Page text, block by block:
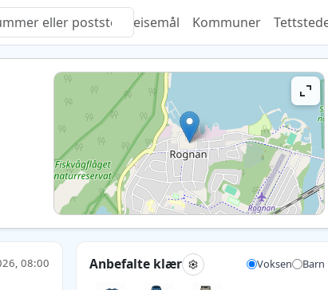
Quiz Reisemål Kommuner
08:00 Anbefalte klær Voksen Barn